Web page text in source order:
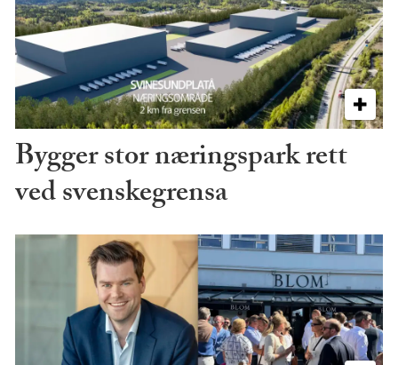
Bygger stor næringspark rett
ved svenskegrensa